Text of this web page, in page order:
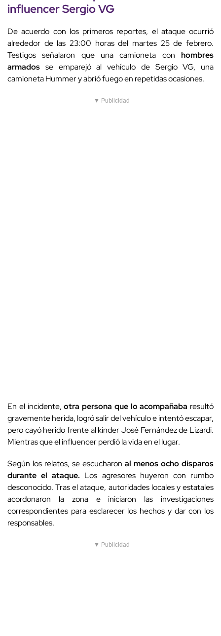
influencer Sergio VG
De acuerdo con los primeros reportes, el ataque ocurrió
alrededor de las 23:00 horas del martes 25 de febrero.
Testigos señalaron que una camioneta con hombres
armados se emparejó al vehículo de Sergio VG, una
camioneta Hummer y abrió fuego en repetidas ocasiones.
▼ Publicidad
En el incidente,otra persona que lo acompañaba resultó
gravemente herida, logró salir del vehículo e intentó escapar,
pero cayó herido frente al kínder José Fernández de Lizardi.
Mientras que el influencer perdió la vida en el lugar.
Según los relatos, se escucharon al menos ocho disparos
durante el ataque. Los agresores huyeron con rumbo
desconocido. Tras el ataque, autoridades locales y estatales
acordonaron la zona e iniciaron las investigaciones
correspondientes para esclarecer los hechos y dar con los
responsables.
▼ Publicidad